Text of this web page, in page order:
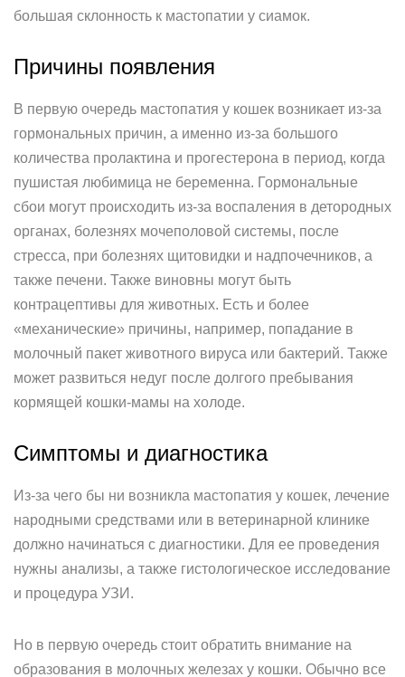
большая склонность к мастопатии у сиамок.
Причины появления
В первую очередь мастопатия у кошек возникает из-за
гормональных причин, а именно из-за большого
количества пролактина и прогестерона в период, когда
пушистая любимица не беременна. Гормональные
сбои могут происходить из-за воспаления в детородных
органах, болезнях мочеполовой системы, после
стресса, при болезнях щитовидки и надпочечников, а
также печени. Также виновны могут быть
контрацептивы для животных. Есть и более
«механические» причины, например, попадание в
молочный пакет животного вируса или бактерий. Также
может развиться недуг после долгого пребывания
кормящей кошки-мамы на холоде.
Симптомы и диагностика
Из-за чего бы ни возникла мастопатия у кошек, лечение
народными средствами или в ветеринарной клинике
должно начинаться с диагностики. Для ее проведения
нужны анализы, а также гистологическое исследование
и процедура УЗИ.
Но в первую очередь стоит обратить внимание на
образования в молочных железах у кошки. Обычно все